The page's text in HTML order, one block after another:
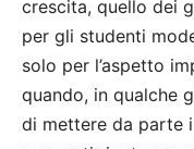
crescita, quello dei
per gli studenti
solo per l’aspetto
quando, in qualche
di mettere da parte